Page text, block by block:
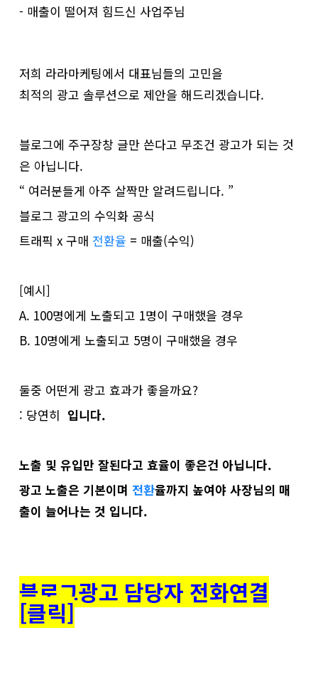
- 매출이 떨어져 힘드신 사업주님
저희 라라마케팅에서 대표님들의 고민을
최적의 광고 솔루션으로 제안을 해드리겠습니다.
블로그에 주구장창 글만 쓴다고 무조건 광고가 되는 것
은 아닙니다.
“ 여러분들게 아주 살짝만 알려드립니다. ”
블로그 광고의 수익화 공식
트래픽 x 구매 전환율 = 매출(수익)
[예시]
A. 100명에게 노출되고 1명이 구매했을 경우
B. 10명에게 노출되고 5명이 구매했을 경우
둘중 어떤게 광고 효과가 좋을까요?
: 당연히 입니다.
노출 및 유입만 잘된다고 효율이 좋은건 아닙니다.
광고 노출은 기본이며 전환율까지 높여야 사장님의 매
출이 늘어나는 것 입니다.
블로그광고 담당자 전화연결
[클릭]